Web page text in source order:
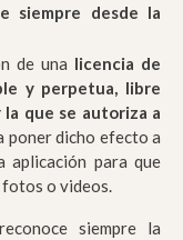
siempre desde la
de una licencia de
y perpetua, libre
que se autoriza a
poner dicho efecto a
aplicación para que
fotos o videos.
siempre la